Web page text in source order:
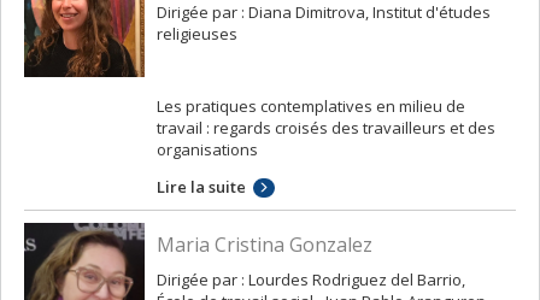
Dirigée par : Diana Dimitrova, Institut d'études
religieuses
Les pratiques contemplatives en milieu de
travail : regards croisés des travailleurs et des
organisations
Lire la suite
Maria Cristina Gonzalez
Dirigée par : Lourdes Rodriguez del Barrio,